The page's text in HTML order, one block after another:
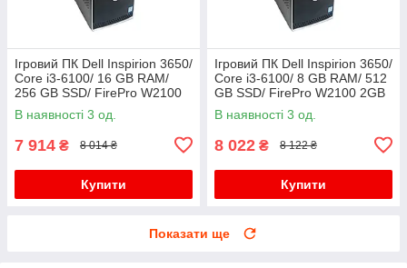
Ігровий ПК Dell Inspirion 3650/
Core i3-6100/ 16 GB RAM/
256 GB SSD/ FirePro W2100
2GB
В наявності 3 од.
7 914 ₴ 8 014 ₴
Купити
Ігровий ПК Dell Inspirion 3650/
Core i3-6100/ 8 GB RAM/ 512
GB SSD/ FirePro W2100 2GB
В наявності 3 од.
8 022 ₴ 8 122 ₴
Купити
Показати ще